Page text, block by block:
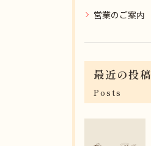
営業のご案内
最近の投稿
Posts